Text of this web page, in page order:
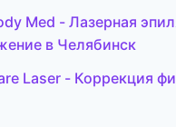
Med - Лазерная
в Челябинск
Laser - Коррекция